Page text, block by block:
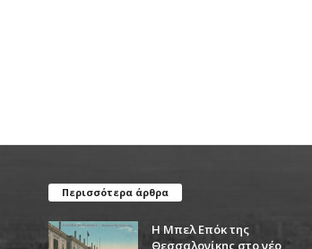
Περισσότερα άρθρα
Η Μπελ Επόκ της
Θεσσαλονίκης στο νέο